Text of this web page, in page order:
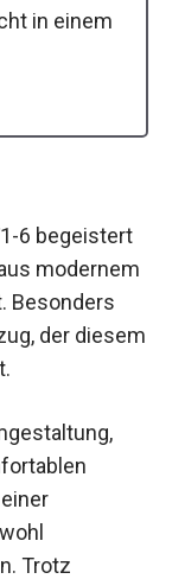
in einem
6 begeistert
modernem
Besonders
der diesem
Trotz